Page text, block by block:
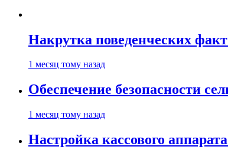
Накрутка поведенческих
1 месяц тому назад
Обеспечение безопасности
1 месяц тому назад
Настройка кассового